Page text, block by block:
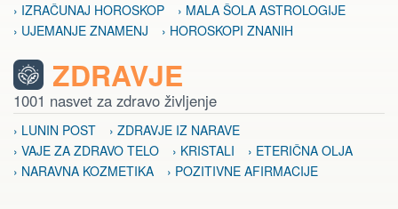
› IZRAČUNAJ HOROSKOP
› MALA ŠOLA ASTROLOGIJE
› UJEMANJE ZNAMENJ
› HOROSKOPI ZNANIH
ZDRAVJE
1001 nasvet za zdravo življenje
› LUNIN POST
› ZDRAVJE IZ NARAVE
› VAJE ZA ZDRAVO TELO
› KRISTALI
› ETERIČNA OLJA
› NARAVNA KOZMETIKA
› POZITIVNE AFIRMACIJE